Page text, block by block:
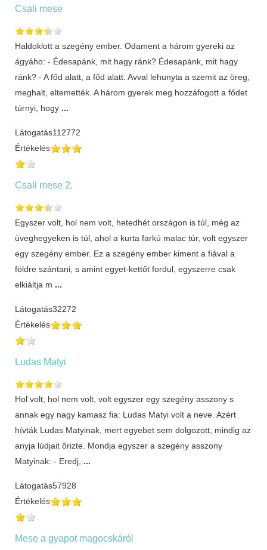
Csali mese
Haldoklott a szegény ember. Odament a három gyereki az
ágyáho: - Édesapánk, mit hagy ránk? Édesapánk, mit hagy
ránk? - A főd alatt, a főd alatt. Avval lehunyta a szemit az öreg,
meghalt, eltemették. A három gyerek meg hozzáfogott a fődet
túrnyi, hogy ...
Látogatás112772
Értékelés
Csali mese 2.
Egyszer volt, hol nem volt, hetedhét országon is túl, még az
üveghegyeken is túl, ahol a kurta farkú malac túr, volt egyszer
egy szegény ember. Ez a szegény ember kiment a fiával a
földre szántani, s amint egyet-kettőt fordul, egyszerre csak
elkiáltja m ...
Látogatás32272
Értékelés
Ludas Matyi
Hol volt, hol nem volt, volt egyszer egy szegény asszony s
annak egy nagy kamasz fia: Ludas Matyi volt a neve. Azért
hívták Ludas Matyinak, mert egyebet sem dolgozott, mindig az
anyja lúdjait őrizte. Mondja egyszer a szegény asszony
Matyinak: - Eredj, ...
Látogatás57928
Értékelés
Mese a gyapot magocskáról